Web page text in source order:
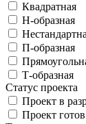
Квадратная
Н-образная
П-образная
Т-образная
Статус проекта
Проект в
Проект готов